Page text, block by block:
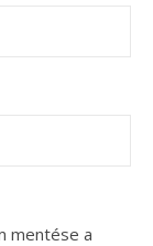
mentése a